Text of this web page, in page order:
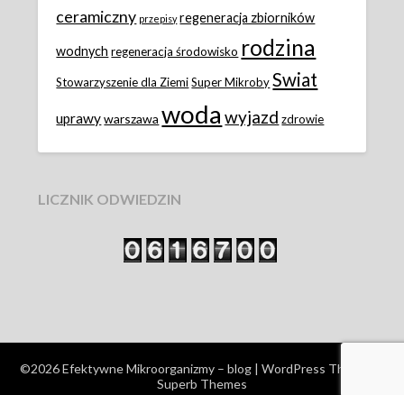
ceramiczny przepisy regeneracja zbiorników
wodnych regeneracja środowisko rodzina
Stowarzyszenie dla Ziemi Super Mikroby Swiat
uprawy warszawa woda wyjazd zdrowie
LICZNIK ODWIEDZIN
©2026 Efektywne Mikroorganizmy – blog | WordPress Theme by
Superb Themes